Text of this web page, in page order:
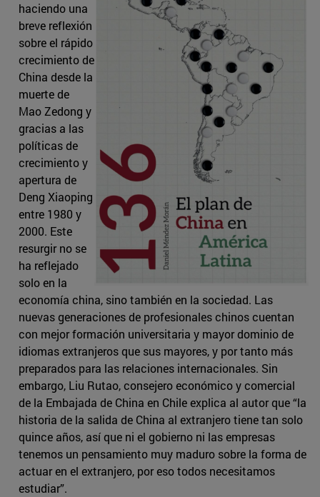
haciendo una
breve reflexión
sobre el rápido
crecimiento de
China desde la
muerte de
Mao Zedong y
gracias a las
políticas de
crecimiento y
apertura de
Deng Xiaoping
entre 1980 y
2000. Este
resurgir no se
ha reflejado
solo en la
economía china, sino también en la sociedad. Las
nuevas generaciones de profesionales chinos cuentan
con mejor formación universitaria y mayor dominio de
idiomas extranjeros que sus mayores, y por tanto más
preparados para las relaciones internacionales. Sin
embargo, Liu Rutao, consejero económico y comercial
de la Embajada de China en Chile explica al autor que “la
historia de la salida de China al extranjero tiene tan solo
quince años, así que ni el gobierno ni las empresas
tenemos un pensamiento muy maduro sobre la forma de
actuar en el extranjero, por eso todos necesitamos
estudiar”.